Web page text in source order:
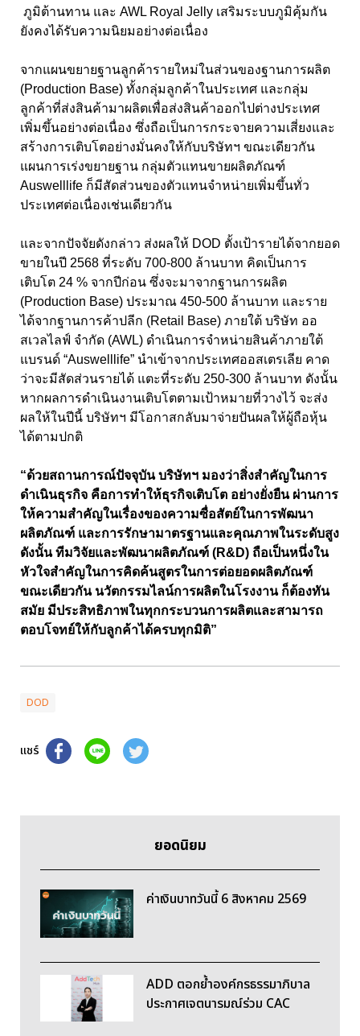
ภูมิต้านทาน และ AWL Royal Jelly เสริมระบบภูมิคุ้มกัน
ยังคงได้รับความนิยมอย่างต่อเนื่อง
จากแผนขยายฐานลูกค้ารายใหม่ในส่วนของฐานการผลิต
(Production Base) ทั้งกลุ่มลูกค้าในประเทศ และกลุ่ม
ลูกค้าที่ส่งสินค้ามาผลิตเพื่อส่งสินค้าออกไปต่างประเทศ
เพิ่มขึ้นอย่างต่อเนื่อง ซึ่งถือเป็นการกระจายความเสี่ยงและ
สร้างการเติบโตอย่างมั่นคงให้กับบริษัทฯ ขณะเดียวกัน
แผนการเร่งขยายฐาน กลุ่มตัวแทนขายผลิตภัณฑ์
Auswelllife ก็มีสัดส่วนของตัวแทนจำหน่ายเพิ่มขึ้นทั่ว
ประเทศต่อเนื่องเช่นเดียวกัน
และจากปัจจัยดังกล่าว ส่งผลให้ DOD ตั้งเป้ารายได้จากยอด
ขายในปี 2568 ที่ระดับ 700-800 ล้านบาท คิดเป็นการ
เติบโต 24 % จากปีก่อน ซึ่งจะมาจากฐานการผลิต
(Production Base) ประมาณ 450-500 ล้านบาท และราย
ได้จากฐานการค้าปลีก (Retail Base) ภายใต้ บริษัท ออ
สเวลไลฟ์ จำกัด (AWL) ดำเนินการจำหน่ายสินค้าภายใต้
แบรนด์ “Auswelllife” นำเข้าจากประเทศออสเตรเลีย คาด
ว่าจะมีสัดส่วนรายได้ แตะที่ระดับ 250-300 ล้านบาท ดังนั้น
หากผลการดำเนินงานเติบโตตามเป้าหมายที่วางไว้ จะส่ง
ผลให้ในปีนี้ บริษัทฯ มีโอกาสกลับมาจ่ายปันผลให้ผู้ถือหุ้น
ได้ตามปกติ
“ด้วยสถานการณ์ปัจจุบัน บริษัทฯ มองว่าสิ่งสำคัญในการ
ดำเนินธุรกิจ คือการทำให้ธุรกิจเติบโต อย่างยั่งยืน ผ่านการ
ให้ความสำคัญในเรื่องของความซื่อสัตย์ในการพัฒนา
ผลิตภัณฑ์ และการรักษามาตรฐานและคุณภาพในระดับสูง
ดังนั้น ทีมวิจัยและพัฒนาผลิตภัณฑ์ (R&D) ถือเป็นหนึ่งใน
หัวใจสำคัญในการคิดค้นสูตรในการต่อยอดผลิตภัณฑ์
ขณะเดียวกัน นวัตกรรมไลน์การผลิตในโรงงาน ก็ต้องทัน
สมัย มีประสิทธิภาพในทุกกระบวนการผลิตและสามารถ
ตอบโจทย์ให้กับลูกค้าได้ครบทุกมิติ”
DOD
แชร์
ยอดนิยม
ค่าเงินบาทวันนี้ 6 สิงหาคม 2569
ADD ตอกย้ำองค์กรธรรมาภิบาล
ประกาศเจตนารมณ์ร่วม CAC